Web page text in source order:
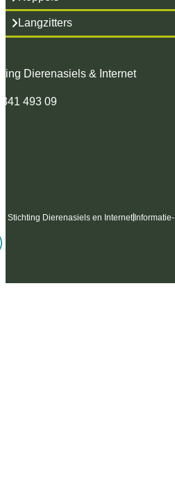
Langzitters
Dierenasiels & Internet
493 09
Stichting Dierenasiels en Internet Informatie-